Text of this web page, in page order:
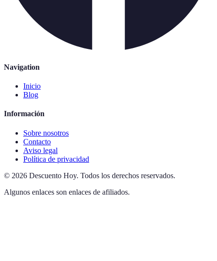
Navigation
Inicio
Blog
Información
Sobre nosotros
Contacto
Aviso legal
Política de privacidad
© 2026 Descuento Hoy. Todos los derechos reservados.
Algunos enlaces son enlaces de afiliados.